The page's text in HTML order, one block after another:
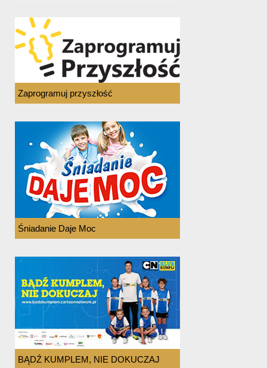
Zaprogramuj przyszłość
Śniadanie Daje Moc
BĄDŹ KUMPLEM, NIE DOKUCZAJ